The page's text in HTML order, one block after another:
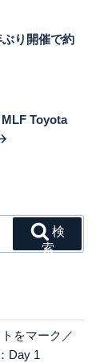
り開催で約
Toyota
索
をマーク／
Day 1